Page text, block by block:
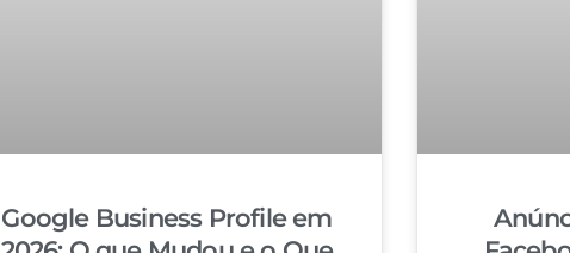
Google Business Profile em